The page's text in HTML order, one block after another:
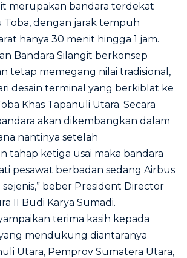
merupakan bandara terdekat
Toba, dengan jarak tempuh
hanya 30 menit hingga 1 jam.
Bandara Silangit berkonsep
tetap memegang nilai tradisional,
desain terminal yang berkiblat ke
Khas Tapanuli Utara. Secara
akan dikembangkan dalam
nantinya setelah
tahap ketiga usai maka bandara
pesawat berbadan sedang Airbus
beber President Director
II Budi Karya Sumadi.
terima kasih kepada
mendukung diantaranya
Utara, Pemprov Sumatera Utara,